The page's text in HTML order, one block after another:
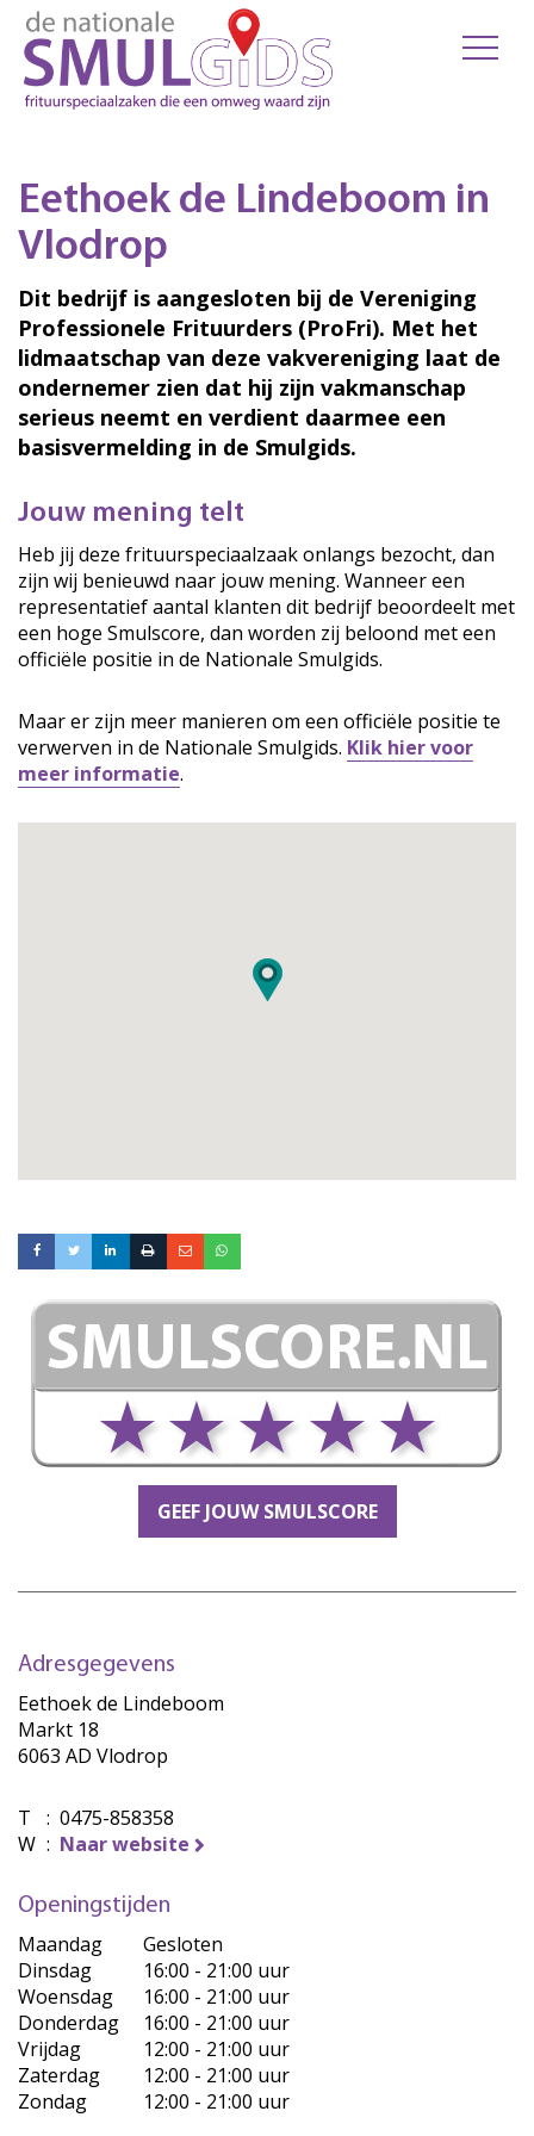
Eethoek de Lindeboom in
Vlodrop
Dit bedrijf is aangesloten bij de Vereniging
Professionele Frituurders (ProFri). Met het
lidmaatschap van deze vakvereniging laat de
ondernemer zien dat hij zijn vakmanschap
serieus neemt en verdient daarmee een
basisvermelding in de Smulgids.
Jouw mening telt
Heb jij deze frituurspeciaalzaak onlangs bezocht, dan
zijn wij benieuwd naar jouw mening. Wanneer een
representatief aantal klanten dit bedrijf beoordeelt met
een hoge Smulscore, dan worden zij beloond met een
officiële positie in de Nationale Smulgids.
Maar er zijn meer manieren om een officiële positie te
verwerven in de Nationale Smulgids. Klik hier voor
meer informatie.
GEEF JOUW SMULSCORE
Adresgegevens
Eethoek de Lindeboom
Markt 18
6063 AD Vlodrop
T : 0475-858358
W : Naar website
Openingstijden
Maandag
Gesloten
Dinsdag
16:00 - 21:00 uur
Woensdag
16:00 - 21:00 uur
Donderdag
16:00 - 21:00 uur
Vrijdag
12:00 - 21:00 uur
Zaterdag
12:00 - 21:00 uur
Zondag
12:00 - 21:00 uur